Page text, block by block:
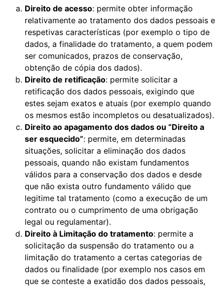
Direito de acesso: permite obter informação
relativamente ao tratamento dos dados pessoais e
respetivas características (por exemplo o tipo de
dados, a finalidade do tratamento, a quem podem
ser comunicados, prazos de conservação,
obtenção de cópia dos dados).
Direito de retificação: permite solicitar a
retificação dos dados pessoais, exigindo que
estes sejam exatos e atuais (por exemplo quando
os mesmos estão incompletos ou desatualizados).
Direito ao apagamento dos dados ou “Direito a
ser esquecido”: permite, em determinadas
situações, solicitar a eliminação dos dados
pessoais, quando não existam fundamentos
válidos para a conservação dos dados e desde
que não exista outro fundamento válido que
legitime tal tratamento (como a execução de um
contrato ou o cumprimento de uma obrigação
legal ou regulamentar).
Direito à Limitação do tratamento: permite a
solicitação da suspensão do tratamento ou a
limitação do tratamento a certas categorias de
dados ou finalidade (por exemplo nos casos em
que se conteste a exatidão dos dados pessoais,